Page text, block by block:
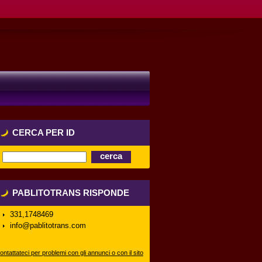
CERCA PER ID
PABLITOTRANS RISPONDE
331,1748469
info@pablitotrans.com
per problemi con gli annunci o con il sito